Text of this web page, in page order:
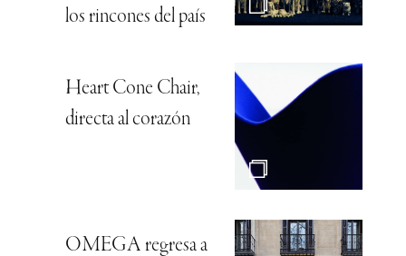
los rincones del país
Heart Cone Chair,
directa al corazón
OMEGA regresa a